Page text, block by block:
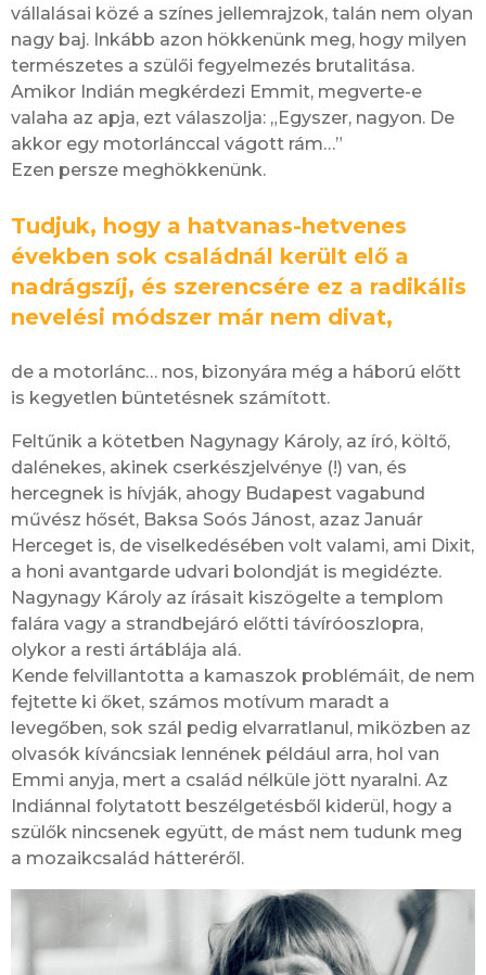
vállalásai közé a színes jellemrajzok, talán nem olyan
nagy baj. Inkább azon hökkenünk meg, hogy milyen
természetes a szülői fegyelmezés brutalitása.
Amikor Indián megkérdezi Emmit, megverte-e
valaha az apja, ezt válaszolja: „Egyszer, nagyon. De
akkor egy motorlánccal vágott rám…”
Ezen persze meghökkenünk.
Tudjuk, hogy a hatvanas-hetvenes
években sok családnál került elő a
nadrágszíj, és szerencsére ez a radikális
nevelési módszer már nem divat,
de a motorlánc… nos, bizonyára még a háború előtt
is kegyetlen büntetésnek számított.
Feltűnik a kötetben Nagynagy Károly, az író, költő,
dalénekes, akinek cserkészjelvénye (!) van, és
hercegnek is hívják, ahogy Budapest vagabund
művész hősét, Baksa Soós Jánost, azaz Január
Herceget is, de viselkedésében volt valami, ami Dixit,
a honi avantgarde udvari bolondját is megidézte.
Nagynagy Károly az írásait kiszögelte a templom
falára vagy a strandbejáró előtti távíróoszlopra,
olykor a resti ártáblája alá.
Kende felvillantotta a kamaszok problémáit, de nem
fejtette ki őket, számos motívum maradt a
levegőben, sok szál pedig elvarratlanul, miközben az
olvasók kíváncsiak lennének például arra, hol van
Emmi anyja, mert a család nélküle jött nyaralni. Az
Indiánnal folytatott beszélgetésből kiderül, hogy a
szülők nincsenek együtt, de mást nem tudunk meg
a mozaikcsalád hátteréről.